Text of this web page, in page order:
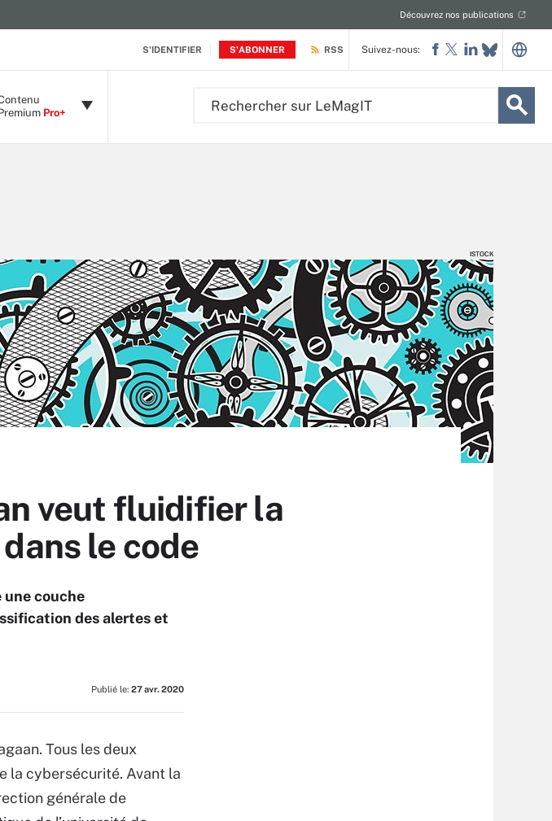
S'IDENTIFIER S'ABONNER
Découvrez nos publications
RSS
Pro+
Suivez-nous:
ISTOCK
ISTOCK
veut fluidifier la
le code
une couche
des alertes et
Publié le: 27 avr. 2020
Tous les deux
la cybersécurité. Avant la
générale de